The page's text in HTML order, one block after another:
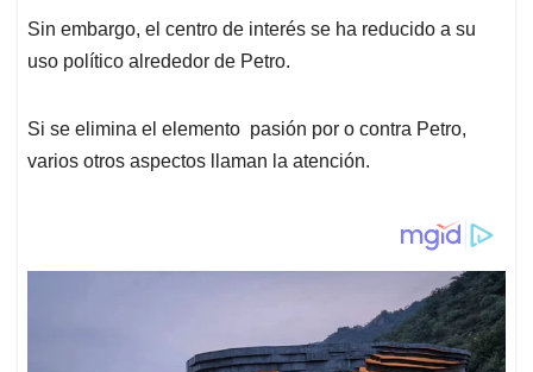
Sin embargo, el centro de interés se ha reducido a su
uso político alrededor de Petro.
Si se elimina el elemento pasión por o contra Petro,
varios otros aspectos llaman la atención.